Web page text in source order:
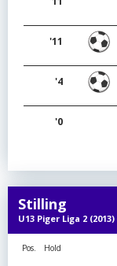
'11
'4
'0
Stilling
U13 Piger Liga 2
Pos. Hold